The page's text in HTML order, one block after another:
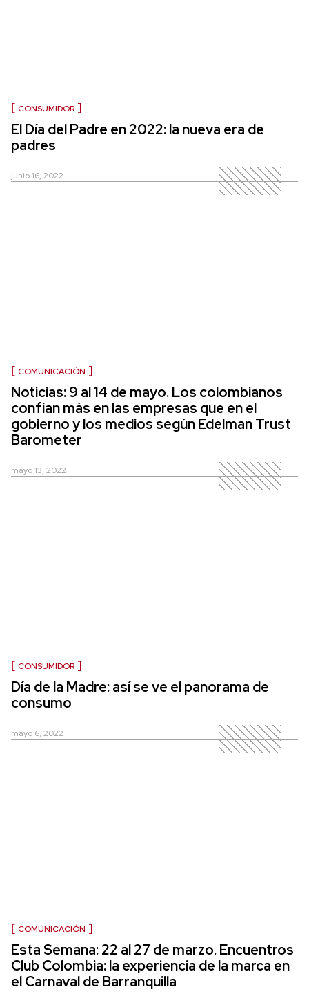
CONSUMIDOR
El Día del Padre en 2022: la nueva era de
padres
junio 16, 2022
COMUNICACIÓN
Noticias: 9 al 14 de mayo. Los colombianos
confían más en las empresas que en el
gobierno y los medios según Edelman Trust
Barometer
mayo 13, 2022
CONSUMIDOR
Día de la Madre: así se ve el panorama de
consumo
mayo 6, 2022
COMUNICACIÓN
Esta Semana: 22 al 27 de marzo. Encuentros
Club Colombia: la experiencia de la marca en
el Carnaval de Barranquilla